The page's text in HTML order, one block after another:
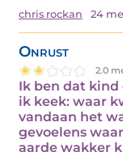
chris rockan 24
Onrust
2.0
Ik ben dat kind
ik keek: waar
vandaan het
gevoelens
aarde wakker